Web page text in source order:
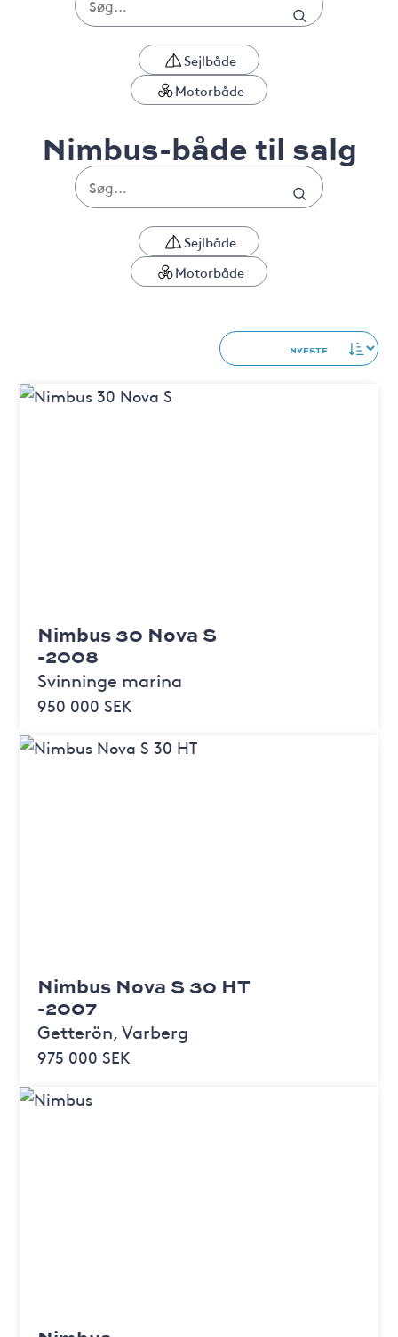
Sejlbåde
Motorbåde
Nimbus-både til salg
Sejlbåde
Motorbåde
Nimbus 30 Nova S
-2008
Svinninge marina
950 000 SEK
Nimbus Nova S 30 HT
-2007
Getterön, Varberg
975 000 SEK